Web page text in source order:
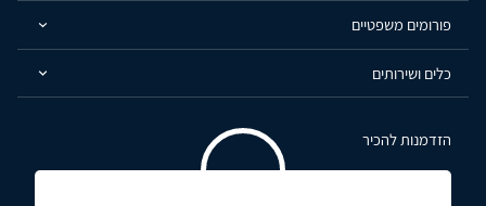
פורומים משפטיים
כלים ושירותים
הזדמנות להכיר